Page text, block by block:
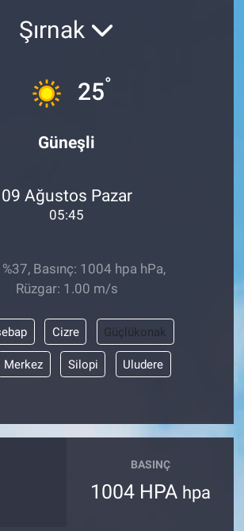
Şırnak
25°
Güneşli
09 Ağustos Pazar
05:45
Basınç: 1004 hpa hPa,
Rüzgar: 1.00 m/s
Cizre Güçlükonak
Merkez Silopi Uludere
BASINÇ
1004 HPA hpa